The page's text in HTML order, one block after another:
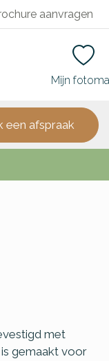
aanvragen
Mijn
een afspraak
met
gemaakt voor